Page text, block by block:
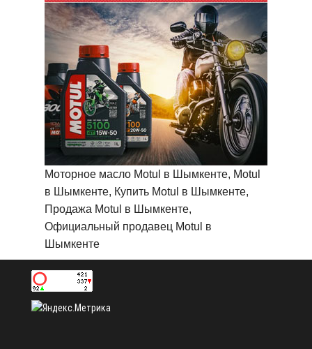
Моторное масло Motul в Шымкенте, Motul
в Шымкенте, Купить Motul в Шымкенте,
Продажа Motul в Шымкенте,
Официальный продавец Motul в
Шымкенте